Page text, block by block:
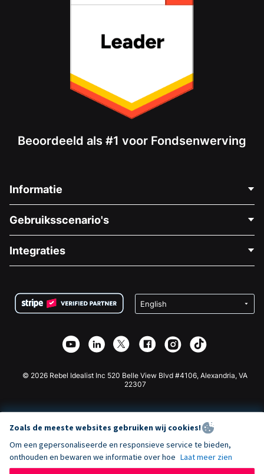
Beoordeeld als #1 voor Fondsenwerving
Informatie
Over Ons
Vacatures
Privacy
Affiliate Partnerschap
Gebruiksscenario's
Medische Fondsenwerving
Goede Doelen Fondsenwerving
Integraties
Wix Donatie Plugin
Webflow Donatie App
Joomla Donatie
© 2026 Rebel Idealist Inc 520 Belle View Blvd #4106, Alexandria, VA
22307
Zoals de meeste websites gebruiken wij cookies!
Om een gepersonaliseerde en responsieve service te bieden,
onthouden en bewaren we informatie over hoe Laat meer zien